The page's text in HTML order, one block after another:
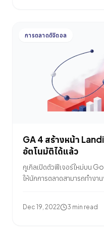
การตลาดดิจิตอล
GA 4 สร้างหน้า
อัตโนมัติได้แล้ว
กูเกิลเปิดตัวฟีเจอร์ใหม่บน
ให้นักการตลาดสามารถทำงา
เว็บไซต์ ทำให้สามารถนำไปป
Dec 19, 2022 3 min read